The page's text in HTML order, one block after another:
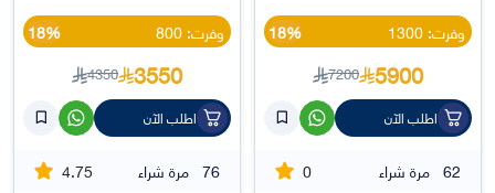
وفرت: 1300 18%
5900
7200
اطلب الآن
62 مرة شراء 0
وفرت: 800 18%
3550
4350
اطلب الآن
76 مرة شراء 4.75